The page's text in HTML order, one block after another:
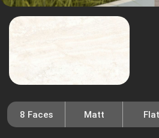
8 Faces Matt Flat